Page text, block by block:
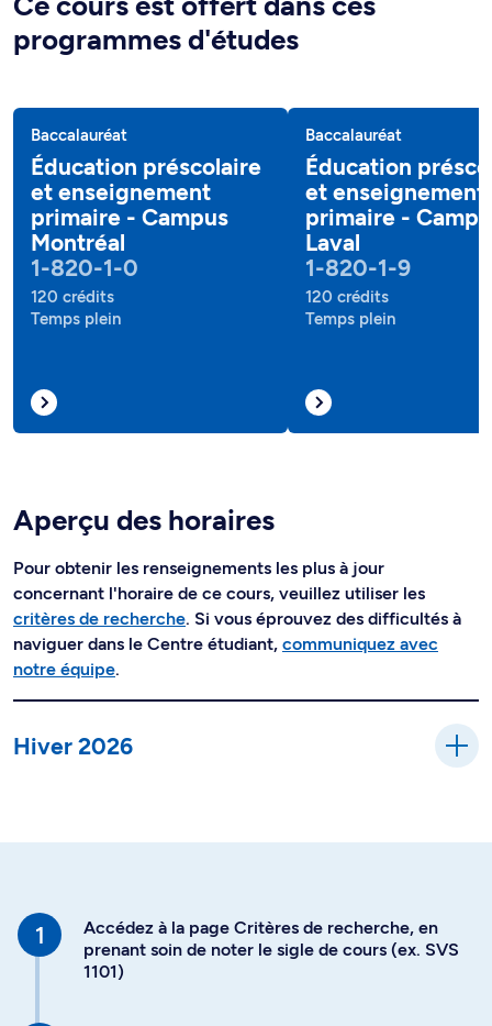
programmes d'études
Baccalauréat
Éducation préscolaire
et enseignement
primaire - Campus
Montréal
1-820-1-0
120 crédits
Temps plein
Baccalauréat
Éducation
et enseignement
primaire -
Laval
1-820-1-9
120 crédits
Temps plein
Aperçu des horaires
Pour obtenir les renseignements les plus à jour
concernant l'horaire de ce cours, veuillez utiliser les
critères de recherche. Si vous éprouvez des difficultés à
naviguer dans le Centre étudiant, communiquez avec
notre équipe.
Hiver 2026
Accédez à la page Critères de recherche, en
prenant soin de noter le sigle de cours (ex. SVS
1101)